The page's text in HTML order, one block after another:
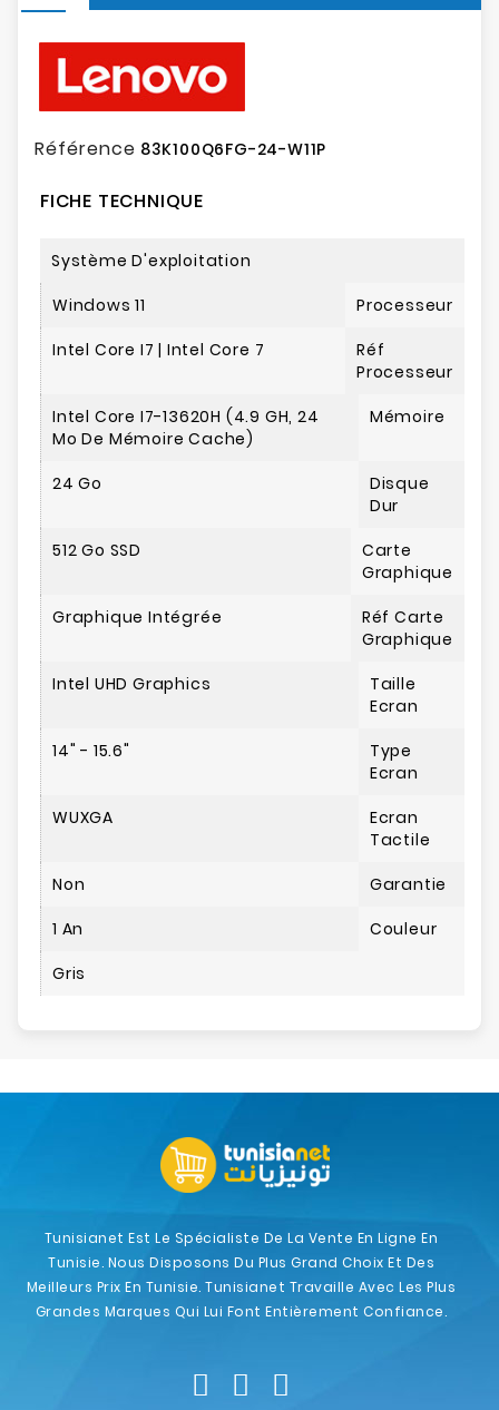
Référence 83K100Q6FG-24-W11P
FICHE TECHNIQUE
Système D'exploitation
Windows 11
Processeur
Intel Core I7 | Intel Core 7
Réf
Processeur
Intel Core I7-13620H (4.9 GH, 24
Mo De Mémoire Cache)
Mémoire
24 Go
Disque
Dur
512 Go SSD
Carte
Graphique
Graphique Intégrée
Réf Carte
Graphique
Intel UHD Graphics
Taille
Ecran
14" - 15.6"
Type
Ecran
WUXGA
Ecran
Tactile
Non
Garantie
1 An
Couleur
Gris
Tunisianet Est Le Spécialiste De La Vente En Ligne En
Tunisie. Nous Disposons Du Plus Grand Choix Et Des
Meilleurs Prix En Tunisie. Tunisianet Travaille Avec Les Plus
Grandes Marques Qui Lui Font Entièrement Confiance.